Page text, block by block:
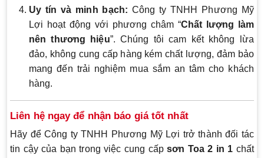
Uy tín và minh bạch: Công ty TNHH Phương Mỹ
Lợi hoạt động với phương châm “Chất lượng làm
nên thương hiệu”. Chúng tôi cam kết không lừa
đảo, không cung cấp hàng kém chất lượng, đảm bảo
mang đến trải nghiệm mua sắm an tâm cho khách
hàng.
Liên hệ ngay để nhận báo giá tốt nhất
Hãy để Công ty TNHH Phương Mỹ Lợi trở thành đối tác
tin cậy của bạn trong việc cung cấpsơn Toa 2 in 1 chất